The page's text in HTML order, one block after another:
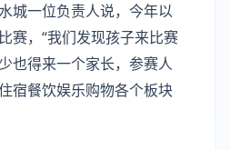
城一位负责人说，今年以
赛，“我们发现孩子来比赛
也得来一个家长，参赛人
宿餐饮娱乐购物各个板块